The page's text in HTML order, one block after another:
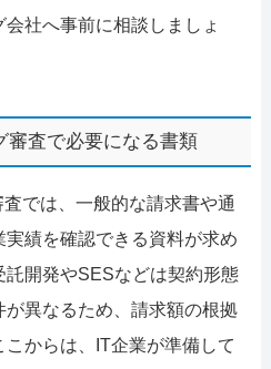
社へ事前に相談しましょ
審査で必要になる書類
では、一般的な請求書や通
績を確認できる資料が求め
託開発やSESなどは契約形態
異なるため、請求額の根拠
からは、IT企業が準備して